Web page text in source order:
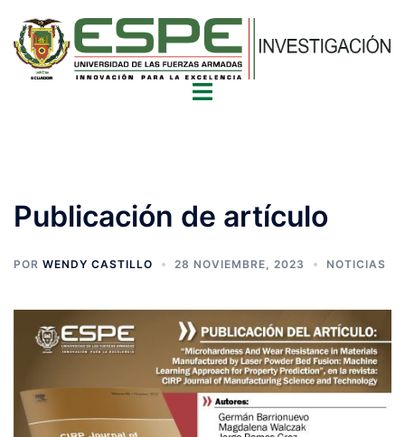
Publicación de artículo
POR WENDY CASTILLO 28 NOVIEMBRE, 2023 NOTICIAS